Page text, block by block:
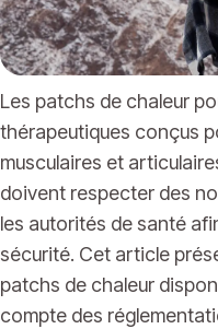
Les patchs de chaleur
thérapeutiques conçus
musculaires et
doivent respecter des
les autorités de santé
sécurité. Cet article
patchs de chaleur
compte des